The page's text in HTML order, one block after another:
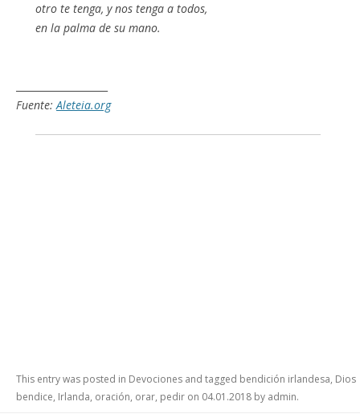
otro te tenga, y nos tenga a todos,
en la palma de su mano.
Fuente:Aleteia.org
This entry was posted in Devociones and tagged bendición irlandesa, Dios
bendice, Irlanda, oración, orar, pedir on 04.01.2018 by admin.